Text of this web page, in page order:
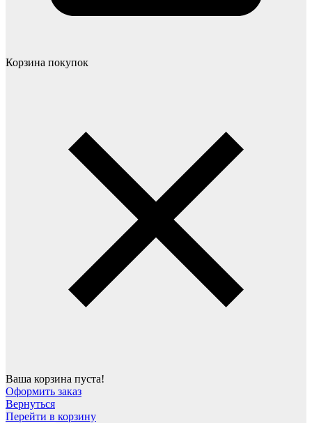
Корзина покупок
Ваша корзина пуста!
Оформить заказ
Вернуться
Перейти в корзину